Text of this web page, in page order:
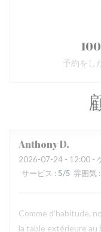
AnthonyD
2026-07-24 - 12:00 -
サービス : 5/5 雰囲気 :
Comme d'habitude,
la table extérieure au
予約をし